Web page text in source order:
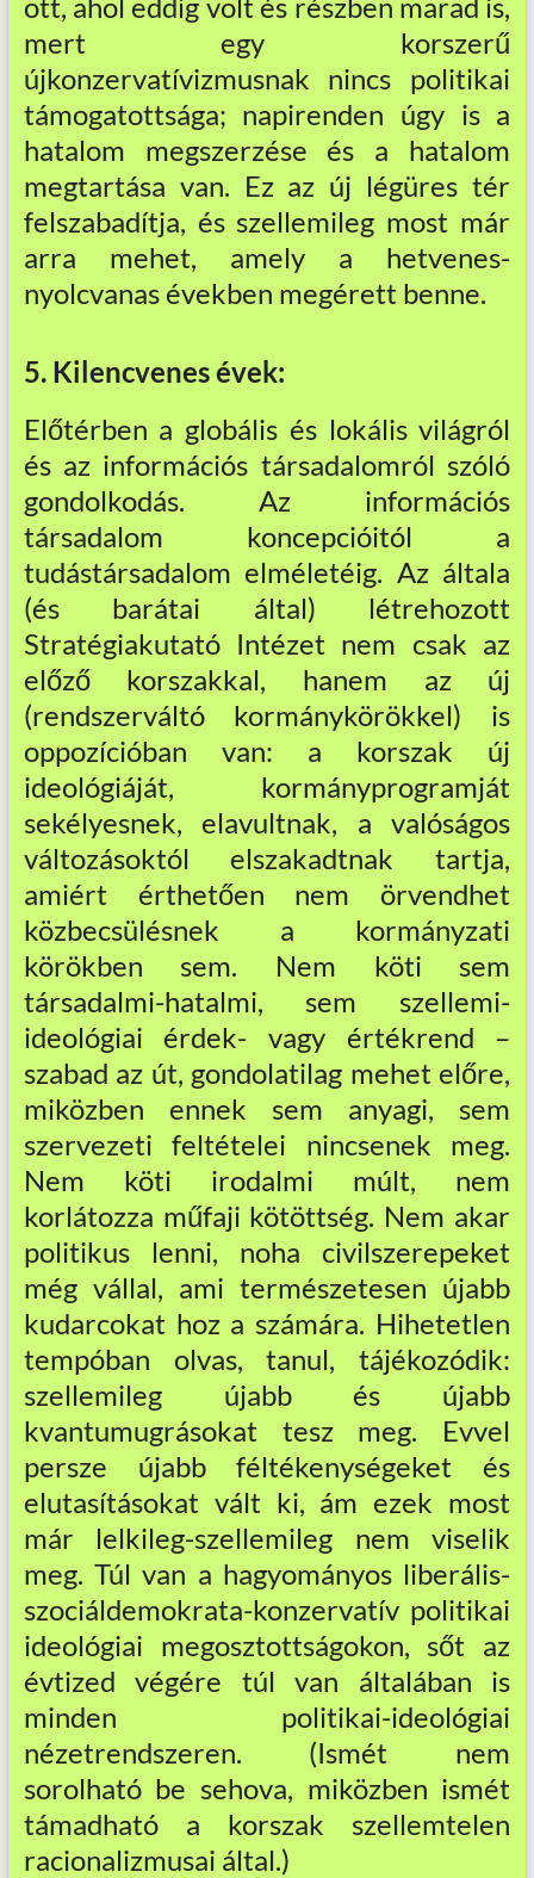
mert egy korszerű
újkonzervatívizmusnak nincs politikai
támogatottsága; napirenden úgy is a
hatalom megszerzése és a hatalom
megtartása van. Ez az új légüres tér
felszabadítja, és szellemileg most már
arra mehet, amely a hetvenes-
nyolcvanas években megérett benne.
5. Kilencvenes évek:
Előtérben a globális és lokális világról
és az információs társadalomról szóló
gondolkodás. Az információs
társadalom koncepcióitól a
tudástársadalom elméletéig. Az általa
(és barátai által) létrehozott
Stratégiakutató Intézet nem csak az
előző korszakkal, hanem az új
(rendszerváltó kormánykörökkel) is
oppozícióban van: a korszak új
ideológiáját, kormányprogramját
sekélyesnek, elavultnak, a valóságos
változásoktól elszakadtnak tartja,
amiért érthetően nem örvendhet
közbecsülésnek a kormányzati
körökben sem. Nem köti sem
társadalmi-hatalmi, sem szellemi-
ideológiai érdek- vagy értékrend –
szabad az út, gondolatilag mehet előre,
miközben ennek sem anyagi, sem
szervezeti feltételei nincsenek meg.
Nem köti irodalmi múlt, nem
korlátozza műfaji kötöttség. Nem akar
politikus lenni, noha civilszerepeket
még vállal, ami természetesen újabb
kudarcokat hoz a számára. Hihetetlen
tempóban olvas, tanul, tájékozódik:
szellemileg újabb és újabb
kvantumugrásokat tesz meg. Evvel
persze újabb féltékenységeket és
elutasításokat vált ki, ám ezek most
már lelkileg-szellemileg nem viselik
meg. Túl van a hagyományos liberális-
szociáldemokrata-konzervatív politikai
ideológiai megosztottságokon, sőt az
évtized végére túl van általában is
minden politikai-ideológiai
nézetrendszeren. (Ismét nem
sorolható be sehova, miközben ismét
támadható a korszak szellemtelen
racionalizmusai által.)